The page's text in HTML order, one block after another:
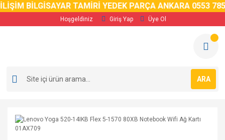
BİLGİSAYAR TAMİRİ YEDEK PARÇA ANKARA 0553 785
Hoşgeldiniz Giriş Yap Üye Ol
ARA